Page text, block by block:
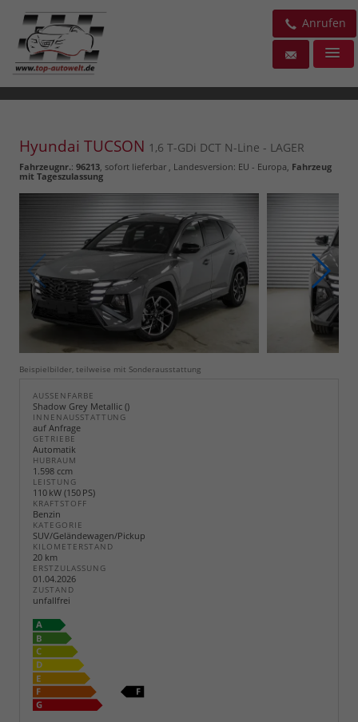
Anrufen
Hyundai TUCSON 1,6 T-GDi DCT N-Line - LAGER
Fahrzeugnr.: 96213 sofort lieferbar , Landesversion: EU - Europa, Fahrzeug
mit Tageszulassung
Beispielbilder, teilweise mit Sonderausstattung
AUSSENFARBE
Shadow Grey Metallic ()
INNENAUSSTATTUNG
auf Anfrage
GETRIEBE
Automatik
HUBRAUM
1.598 ccm
LEISTUNG
110 kW (150 PS)
KRAFTSTOFF
Benzin
KATEGORIE
SUV/Geländewagen/Pickup
KILOMETERSTAND
20 km
ERSTZULASSUNG
01.04.2026
ZUSTAND
unfallfrei